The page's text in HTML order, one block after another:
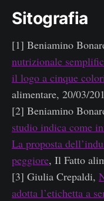
Sitografia
[1] Beniamino
nutrizionale
il logo a cinque
alimentare, 20/03/
[2] Beniamino
studio indica come
La proposta
peggiore, Il Fatto
[3] Giulia Crepaldi,
adotta l’etichetta a